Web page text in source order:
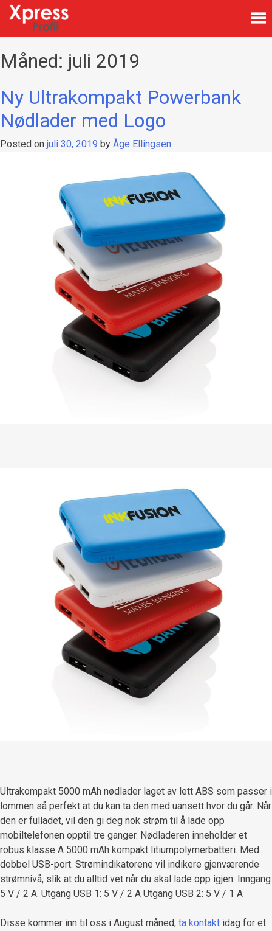
Skip
content
Måned: juli 2019
Ny Ultrakompakt Powerbank
Nødlader med Logo
Posted on juli 30, 2019 by Åge Ellingsen
Ultrakompakt 5000 mAh nødlader laget av lett ABS som passer i
lommen så perfekt at du kan ta den med uansett hvor du går. Når
den er fulladet, vil den gi deg nok strøm til å lade opp
mobiltelefonen opptil tre ganger. Nødladeren inneholder et
robus klasse A 5000 mAh kompakt litiumpolymerbatteri. Med
dobbel USB-port. Strømindikatorene vil indikere gjenværende
strømnivå, slik at du alltid vet når du skal lade opp igjen. Inngang
5 V / 2 A. Utgang USB 1: 5 V / 2 A Utgang USB 2: 5 V / 1 A
Disse kommer inn til oss i August måned, ta kontakt idag for et